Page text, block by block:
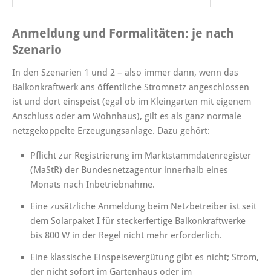
Anmeldung und Formalitäten: je nach
Szenario
In den Szenarien 1 und 2 – also immer dann, wenn das
Balkonkraftwerk ans öffentliche Stromnetz angeschlossen
ist und dort einspeist (egal ob im Kleingarten mit eigenem
Anschluss oder am Wohnhaus), gilt es als ganz normale
netzgekoppelte Erzeugungsanlage. Dazu gehört:
Pflicht zur Registrierung im Marktstammdatenregister
(MaStR) der Bundesnetzagentur innerhalb eines
Monats nach Inbetriebnahme.
Eine zusätzliche Anmeldung beim Netzbetreiber ist seit
dem Solarpaket I für steckerfertige Balkonkraftwerke
bis 800 W in der Regel nicht mehr erforderlich.
Eine klassische Einspeisevergütung gibt es nicht; Strom,
der nicht sofort im Gartenhaus oder im